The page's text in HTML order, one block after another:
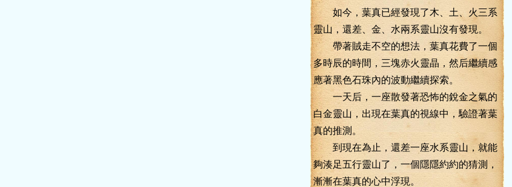
如今，葉真已經發現了木、土、火三系
靈山，還差、金、水兩系靈山沒有發現。
帶著賊走不空的想法，葉真花費了一個
多時辰的時間，三塊赤火靈晶，然后繼續感
應著黑色石珠內的波動繼續探索。
一天后，一座散發著恐怖的銳金之氣的
白金靈山，出現在葉真的視線中，驗證著葉
真的推測。
到現在為止，還差一座水系靈山，就能
夠湊足五行靈山了，一個隱隱約約的猜測，
漸漸在葉真的心中浮現。